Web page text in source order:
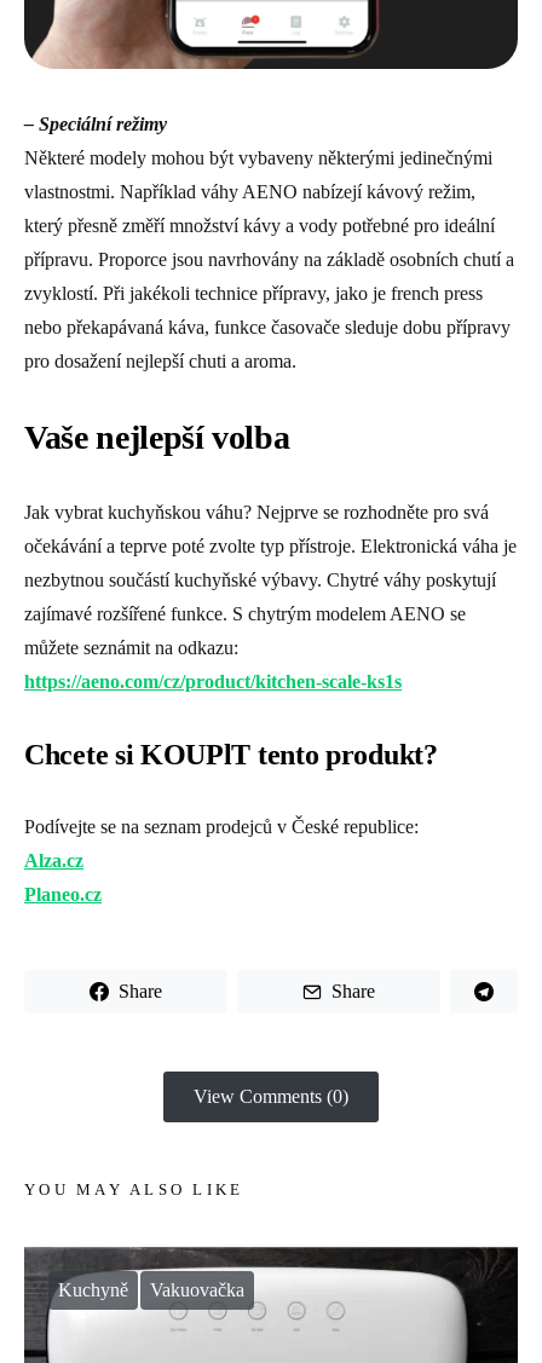
– Speciální režimy
Některé modely mohou být vybaveny některými jedinečnými
vlastnostmi. Například váhy AENO nabízejí kávový režim,
který přesně změří množství kávy a vody potřebné pro ideální
přípravu. Proporce jsou navrhovány na základě osobních chutí a
zvyklostí. Při jakékoli technice přípravy, jako je french press
nebo překapávaná káva, funkce časovače sleduje dobu přípravy
pro dosažení nejlepší chuti a aroma.
Vaše nejlepší volba
Jak vybrat kuchyňskou váhu? Nejprve se rozhodněte pro svá
očekávání a teprve poté zvolte typ přístroje. Elektronická váha je
nezbytnou součástí kuchyňské výbavy. Chytré váhy poskytují
zajímavé rozšířené funkce. S chytrým modelem AENO se
můžete seznámit na odkazu:
https://aeno.com/cz/product/kitchen-scale-ks1s
Chcete si KOUPlT tento produkt?
Podívejte se na seznam prodejců v České republice:
Alza.cz
Planeo.cz
Share Share
View Comments (0)
YOU MAY ALSO LIKE
Kuchyně Vakuovačka